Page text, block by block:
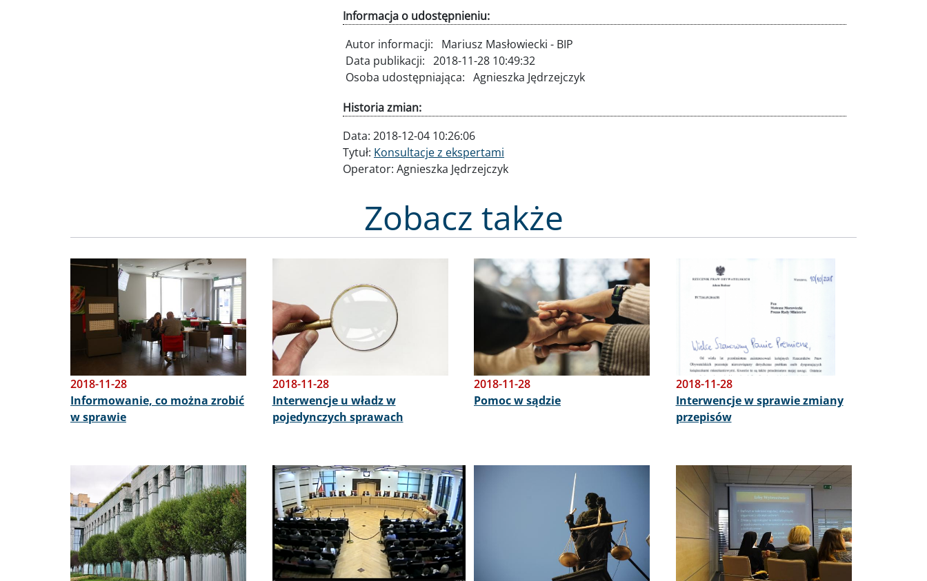
Informacja o udostępnieniu:
Autor informacji:
Mariusz Masłowiecki - BIP
Data publikacji: 2018-11-28 10:49:32
Osoba udostępniająca: Agnieszka Jędrzejczyk
Historia zmian:
Data: 2018-12-04 10:26:06
Tytuł: Konsultacje z ekspertami
Operator: Agnieszka Jędrzejczyk
Zobacz także
Obraz
2018-11-28
Informowanie, co można zrobić
w sprawie
2018-11-28
Interwencje u władz w
pojedynczych sprawach
Obraz
2018-11-28
Pomoc w sądzie
2018-11-28
Interwencje w sprawie zmiany
przepisów
Obraz Obraz